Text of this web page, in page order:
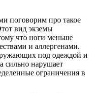
поговорим про такое
вид экземы
что ноги меньше
и аллергенами.
под одеждой и
сильно нарушает
ограничения в